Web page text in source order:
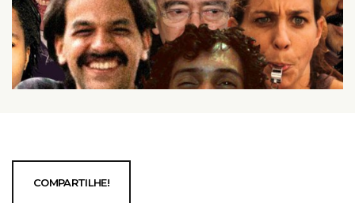
COMPARTILHE!